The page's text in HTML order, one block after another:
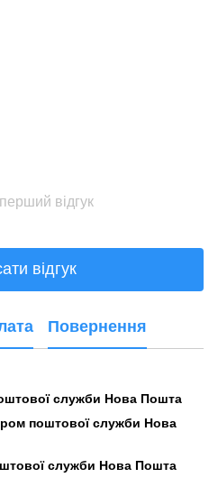
відгук
відгук
Повернення
служби Нова Пошта
поштової служби Нова
служби Нова Пошта